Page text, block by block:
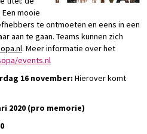
mooie
te ontmoeten en eens in een
aan te gaan. Teams kunnen zich
. Meer informatie over het
events.nl
16 november: Hierover komt
2020 (pro memorie)